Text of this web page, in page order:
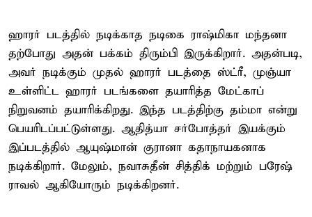
ஹாரர் படத்தில் நடிக்காத நடிகை ராஷ்மிகா மந்தனா
தற்போது அதன் பக்கம் திரும்பி இருக்கிறார். அதன்படி,
அவர் நடிக்கும் முதல் ஹாரர் படத்தை ஸ்ட்ரீ, முஞ்யா
உள்ளிட்ட ஹாரர் படங்களை தயாரித்த மேட்காப்
நிறுவனம் தயாரிக்கிறது. இந்த படத்திற்கு தம்மா என்று
பெயரிடப்பட்டுள்ளது. ஆதித்யா சர்போத்தர் இயக்கும்
இப்படத்தில் ஆயுஷ்மான் குரானா கதாநாயகனாக
நடிக்கிறார். மேலும், நவாசுதீன் சித்திக் மற்றும் பரேஷ்
ராவல் ஆகியோரும் நடிக்கிறனர்.